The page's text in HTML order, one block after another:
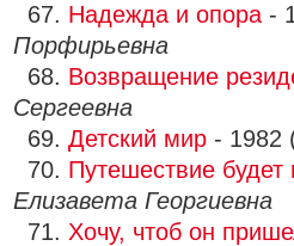
67. Надежда и опора -
Порфирьевна
68. Возвращение
Сергеевна
69. Детский мир -
70. Путешествие будет
Елизавета Георгиевна
71. Хочу, чтоб он